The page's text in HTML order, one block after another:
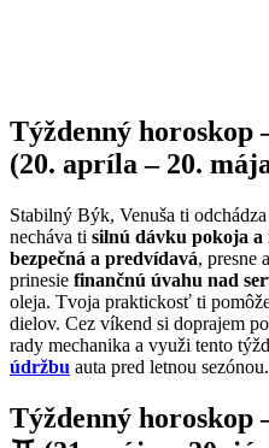
Týždenný horoskop
(20. apríla – 20.
Stabilný Býk, Venuša ti
necháva ti silnú dávku pokoja a
bezpečná a predvídavá, presne
prinesie finančnú úvahu nad
oleja. Tvoja praktickosť ti
dielov. Cez víkend si doprajem
rady mechanika a využi tento
údržbu auta pred letnou sezónou.
Týždenný horoskop